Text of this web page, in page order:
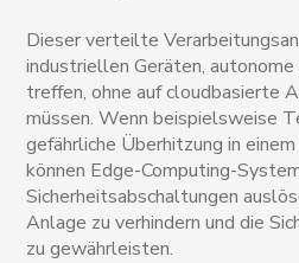
Dieser verteilte
industriellen Geräten, autonome
treffen, ohne auf cloudbasierte
müssen. Wenn beispielsweise
gefährliche Überhitzung in
können Edge-Computing-
Sicherheitsabschaltungen
Anlage zu verhindern und die
zu gewährleisten.